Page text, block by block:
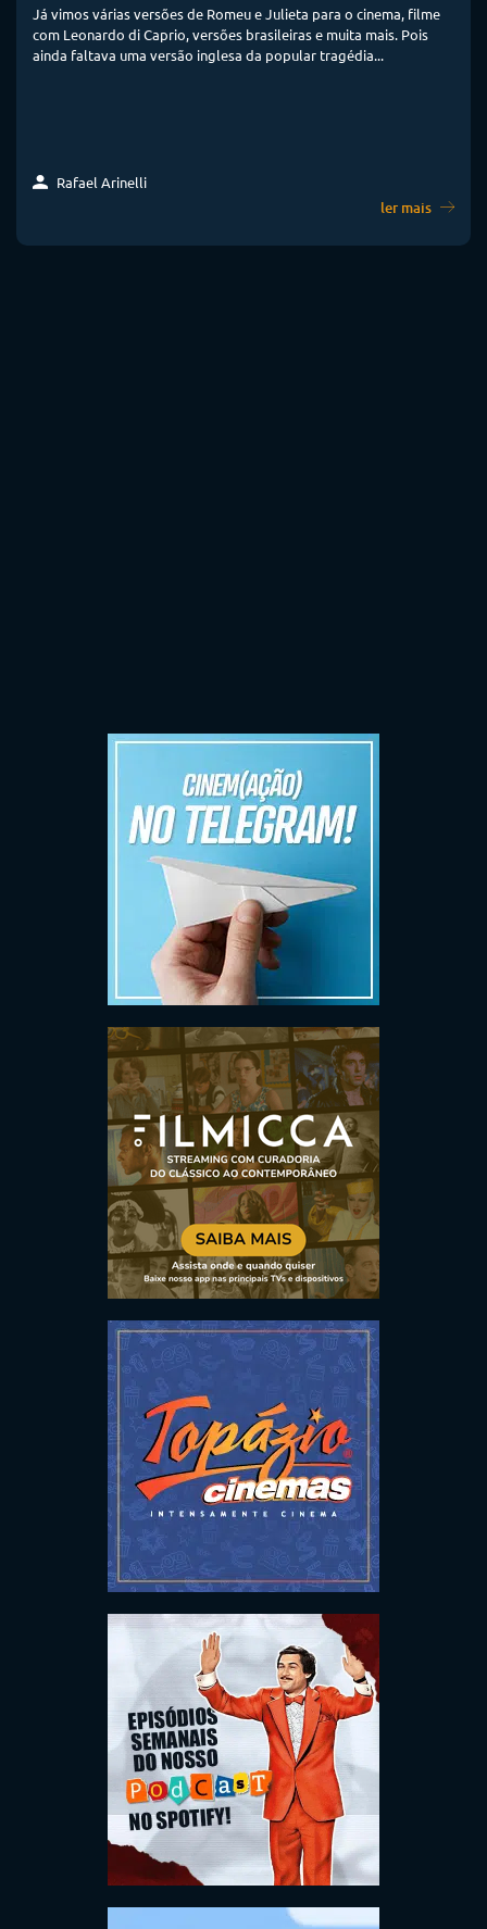
Já vimos várias versões de Romeu e Julieta para o cinema, filme
com Leonardo di Caprio, versões brasileiras e muita mais. Pois
ainda faltava uma versão inglesa da popular tragédia...
Rafael Arinelli
ler mais